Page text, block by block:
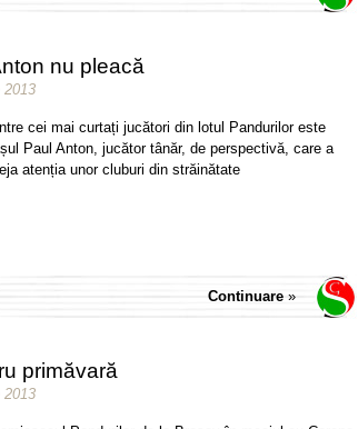
nu pleacă
2013
cei mai curtați jucători din lotul Pandurilor este
Paul Anton, jucător tânăr, de perspectivă, care a
atenția unor cluburi din străinătate
Continuare »
primăvară
2013